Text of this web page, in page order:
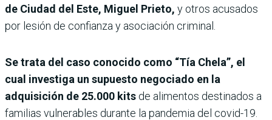
de Ciudad del Este, Miguel Prieto, y otros acusados
por lesión de confianza y asociación criminal.
Se trata del caso conocido como “Tía Chela”, el
cual investiga un supuesto negociado en la
adquisición de 25.000 kits de alimentos destinados a
familias vulnerables durante la pandemia del covid-19.